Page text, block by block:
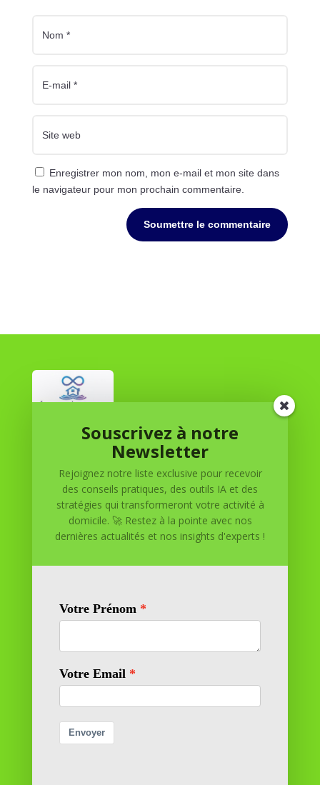
Enregistrer mon nom, mon e-mail et mon site dans
le navigateur pour mon prochain commentaire.
Soumettre le commentaire
Réussite à Domicile
Réussite à Domicile est votre partenaire de confiance
pour atteindre vos objectifs depuis le confort de votre
maison. Nous offrons des solutions personnalisées pour
vous aider à réussir.
11 rue Richelieu
69100 VILLEURBANNE
Contactez-nous
contact@reussiteadomicile.com
Souscrivez à notre
Newsletter
Rejoignez notre liste exclusive pour recevoir
des conseils pratiques, des outils IA et des
stratégies qui transformeront votre activité à
domicile. 🚀 Restez à la pointe avec nos
dernières actualités et nos insights d'experts !